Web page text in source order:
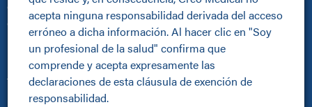
acepta ninguna responsabilidad derivada del acceso
erróneo a dicha información. Al hacer clic en "Soy
un profesional de la salud" confirma que
comprende y acepta expresamente las
declaraciones de esta cláusula de exención de
responsabilidad.
Centro de prensa
Carreras profesionales
Productos
Todos los productos
Dispositivos Kamaptive